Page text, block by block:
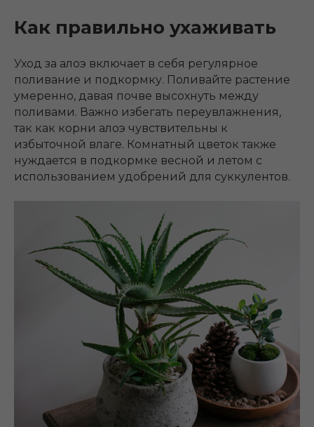
Как правильно ухаживать
Уход за алоэ включает в себя регулярное
поливание и подкормку. Поливайте растение
умеренно, давая почве высохнуть между
поливами. Важно избегать переувлажнения,
так как корни алоэ чувствительны к
избыточной влаге. Комнатный цветок также
нуждается в подкормке весной и летом с
использованием удобрений для суккулентов.